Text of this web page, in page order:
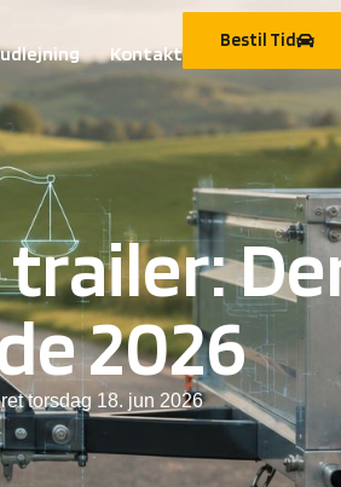
Kontakt
Bestil Tid
2026
torsdag 18. jun 2026